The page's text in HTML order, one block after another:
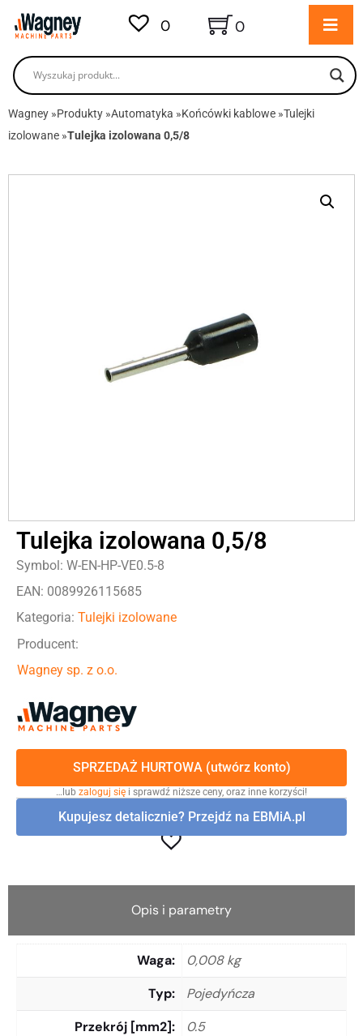
0 0
Wagney »Produkty »Automatyka »Końcówki kablowe »Tulejki
izolowane »Tulejka izolowana 0,5/8
Tulejka izolowana 0,5/8
Symbol: W-EN-HP-VE0.5-8
EAN: 0089926115685
Kategoria: Tulejki izolowane
Producent:
Wagney sp. z o.o.
SPRZEDAŻ HURTOWA (utwórz konto)
…lub zaloguj się i sprawdź niższe ceny, oraz inne korzyści!
Kupujesz detalicznie? Przejdź na EBMiA.pl
Opis i parametry
Waga
0,008 kg
Typ
Pojedyńcza
Przekrój [mm2]
0.5